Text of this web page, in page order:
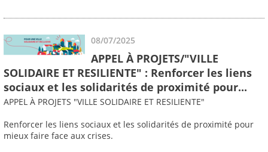
08/07/2025
APPEL À PROJETS/"VILLE
SOLIDAIRE ET RESILIENTE" : Renforcer les liens
sociaux et les solidarités de proximité pour...
APPEL À PROJETS "VILLE SOLIDAIRE ET RESILIENTE"
Renforcer les liens sociaux et les solidarités de proximité pour
mieux faire face aux crises.